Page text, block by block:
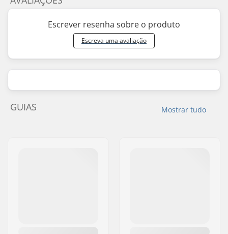
Escrever resenha sobre o produto
Escreva uma avaliação
Mostrar tudo
GUIAS